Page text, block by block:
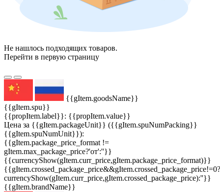
Не нашлось подходящих товаров.
Перейти в первую страницу
{{gItem.goodsName}}
{{gItem.spu}}
{{propItem.label}}: {{propItem.value}}
Цена за {{gItem.packageUnit}} ({{gItem.spuNumPacking}}
{{gItem.spuNumUnit}}):
{{gItem.package_price_format !=
gItem.max_package_price?'от':''}}
{{currencyShow(gItem.curr_price,gItem.package_price_format)}}
{{gItem.crossed_package_price&&gItem.crossed_package_price!=0?
currencyShow(gItem.curr_price,gItem.crossed_package_price):''}}
{{gItem.brandName}}